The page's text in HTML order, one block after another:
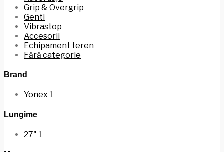
Grip & Overgrip
Genti
Vibrastop
Accesorii
Echipament teren
Fără categorie
Brand
Yonex 1
Lungime
27" 1